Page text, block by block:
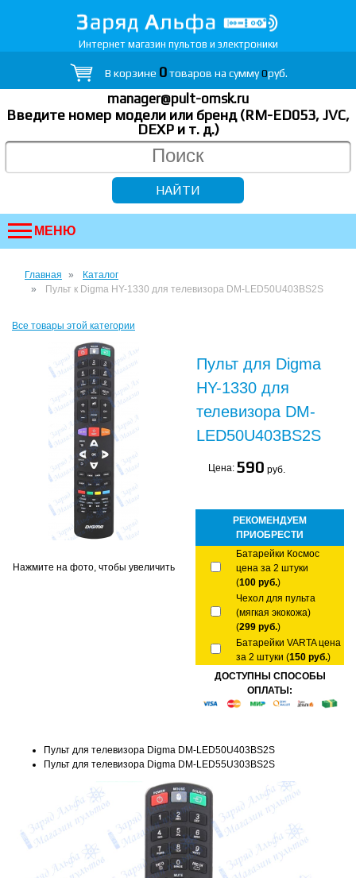
Интернет магазин пультов и электроники
В корзине 0товаров на сумму0руб.
manager@pult-omsk.ru
Введите номер модели или бренд (RM-ED053, JVC,
DEXP и т. д.)
МЕНЮ
Главная
Каталог
Пульт к Digma HY-1330 для телевизора DM-LED50U403BS2S
Все товары этой категории
Нажмите на фото, чтобы увеличить
Пульт для Digma
HY-1330 для
телевизора DM-
LED50U403BS2S
Цена: 590 руб.
РЕКОМЕНДУЕМ
ПРИОБРЕСТИ
Батарейки Космос
цена за 2 штуки
(100 руб.)
Чехол для пульта
(мягкая экокожа)
(299 руб.)
Батарейки VARTA цена
за 2 штуки (150 руб.)
ДОСТУПНЫ СПОСОБЫ
ОПЛАТЫ:
Пульт для телевизора Digma DM-LED50U403BS2S
Пульт для телевизора Digma DM-LED55U303BS2S